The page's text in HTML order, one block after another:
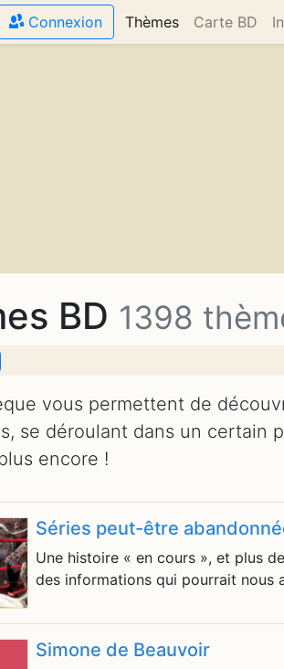
Connexion Thèmes(current)
Carte BD
BD 1398
vous permettent de
se déroulant dans un certain
encore !
Séries peut-être
Une histoire « en cours », et plus
des informations qui pourrait nous
Simone de Beauvoir